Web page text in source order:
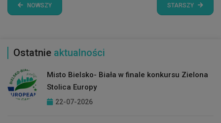
NOWSZY STARSZY
Ostatnie aktualności
Misto Bielsko- Biała w finale konkursu Zielona
Stolica Europy
22-07-2026